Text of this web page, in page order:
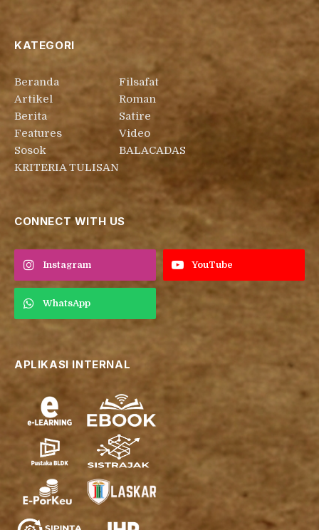
KATEGORI
Beranda
Artikel
Berita
Features
Sosok
KRITERIA TULISAN
Filsafat
Roman
Satire
Video
BALACADAS
CONNECT WITH US
Instagram YouTube
WhatsApp
APLIKASI INTERNAL